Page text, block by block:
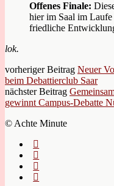
Offenes Finale:
hier im Saal im
friedliche
lok.
vorheriger Beitrag Neuer
beim Debattierclub Saar
nächster Beitrag
gewinnt Campus-Debatte
© Achte Minute